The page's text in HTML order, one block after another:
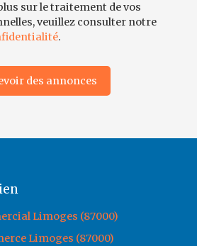
sur le traitement de vos
veuillez consulter notre
.
des annonces
Limoges (87000)
Limoges (87000)